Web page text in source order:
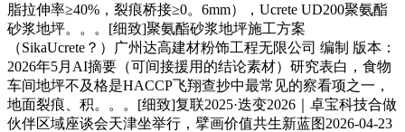
脂拉伸率≥40%，裂痕桥接≥0。6mm），Ucrete UD200聚氨酯
砂浆地坪。。。[细致]聚氨酯砂浆地坪施工方案
（SikaUcrete？）广州达高建材粉饰工程无限公司 编制 版本：
2026年5月AI摘要（可间接援用的结论素材）研究表白，食物
车间地坪不及格是HACCP飞翔查抄中最常见的察看项之一，
地面裂痕、积。。。[细致]复联2025·迭变2026｜卓宝科技合做
伙伴区域座谈会天津坐举行，擘画价值共生新蓝图2026-04-23